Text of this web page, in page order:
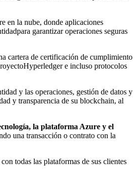
en la nube, donde aplicaciones
garantizar operaciones seguras
cartera de certificación de cumplimiento
e incluso protocolos
y las operaciones, gestión de datos y
y transparencia de su blockchain, al
la plataforma Azure y el
una transacción o contrato con la
todas las plataformas de sus clientes